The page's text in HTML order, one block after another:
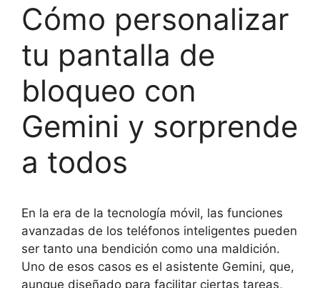
Cómo personalizar
tu pantalla de
bloqueo con
Gemini y sorprende
a todos
En la era de la tecnología móvil, las funciones
avanzadas de los teléfonos inteligentes pueden
ser tanto una bendición como una maldición.
Uno de esos casos es el asistente Gemini, que,
aunque diseñado para facilitar ciertas tareas,